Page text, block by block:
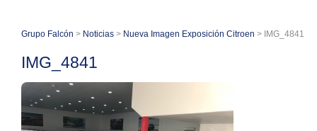
Grupo Falcón > Noticias > Nueva Imagen Exposición Citroen > IMG_4841
IMG_4841